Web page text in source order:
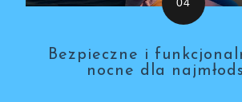
Bezpieczne i
nocne dla